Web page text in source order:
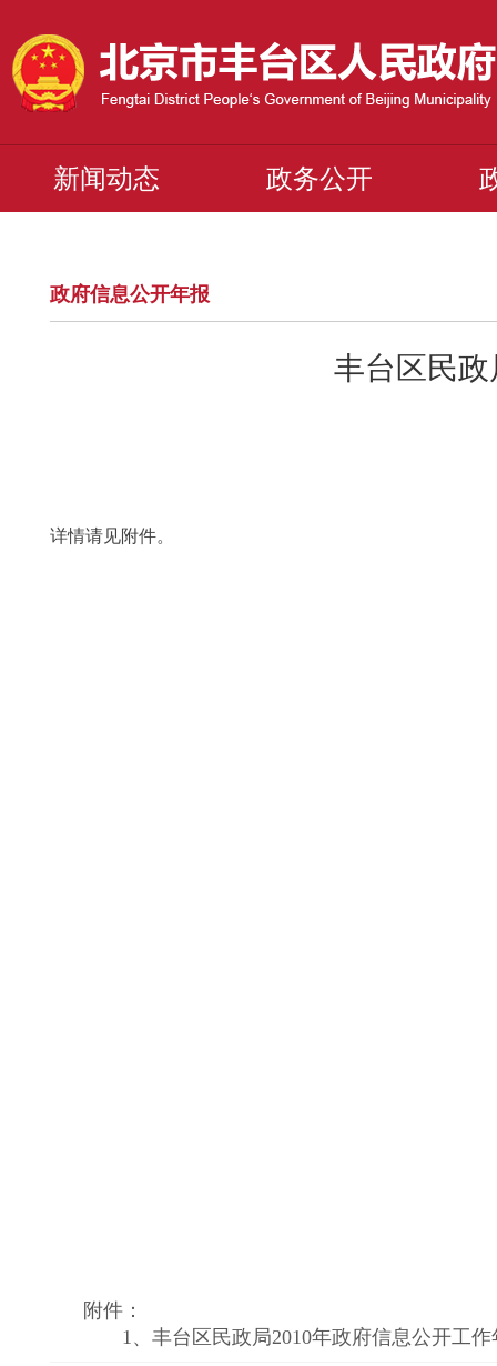
新闻动态 政务公开
政府信息公开年报
丰台区民
详情请见附件。
附件：
1、 丰台区民政局2010年政府信息公开工作